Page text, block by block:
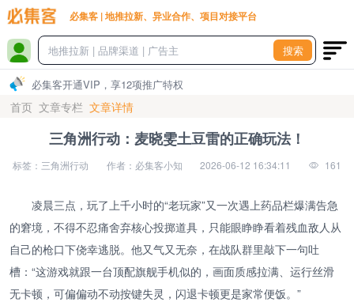
必集客 | 地推拉新、异业合作、项目对接平台
搜索
必集客开通VIP，享12项推广特权
首页 文章专栏 文章详情
三角洲行动：麦晓雯土豆雷的正确玩法！
标签：三角洲行动 作者：必集客小知 2026-06-12 16:34:11 161
凌晨三点，玩了上千小时的“老玩家”又一次遇上药品栏爆满告急
的窘境，不得不忍痛舍弃核心投掷道具，只能眼睁睁看着残血敌人从
自己的枪口下侥幸逃脱。他又气又无奈，在战队群里敲下一句吐
槽：“这游戏就跟一台顶配旗舰手机似的，画面质感拉满、运行丝滑
无卡顿，可偏偏动不动按键失灵，闪退卡顿更是家常便饭。”